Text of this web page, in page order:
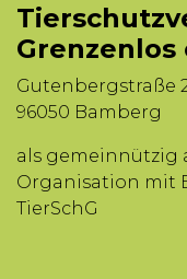
Grenzenlos
Gutenbergstraße
96050 Bamberg
als gemeinnützig
Organisation mit
TierSchG